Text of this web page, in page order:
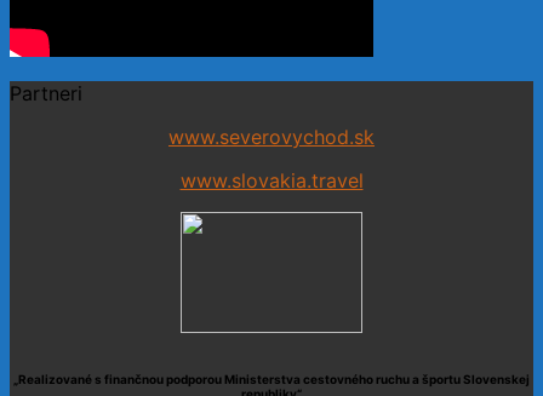
Partneri
www.severovychod.sk
www.slovakia.travel
„Realizované s finančnou podporou Ministerstva cestovného ruchu a športu Slovenskej